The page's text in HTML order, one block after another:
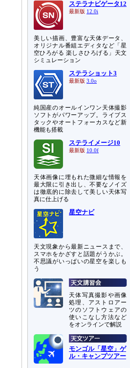
ステラナビゲータ12
最新版 12.0i
美しい描画、豊富な天体データ、
オリジナル番組エディタなど「星
空ひろがる 楽しさひろげる」天文
シミュレーション
ステラショット3
最新版 3.0o
純国産のオールインワン天体撮影
ソフトがパワーアップ。ライブス
タックやオートフォーカスなど新
機能も搭載
ステライメージ10
最新版 10.0f
天体画像に埋もれた微細な情報を
最大限に引き出し、不要なノイズ
は徹底的に除去して美しい天体写
真に仕上げる
星空ナビ
天文現象から最新ニュースまで、
スマホをかざすと話題がうかぶ。
不思議がいっぱいの星空を楽しも
う
天体写真撮影や画像
処理、アストロアー
ツのソフトウェアの
使いこなし方法など
をオンラインで解説
モンゴル「星空」ゲ
ル・キャンプツアー